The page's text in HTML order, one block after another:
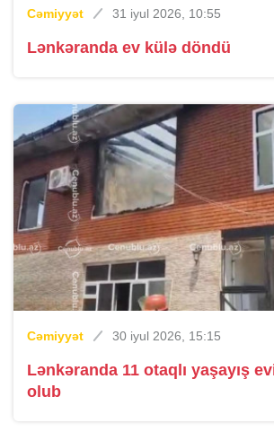
Cəmiyyət 31 iyul 2026, 10:55
Lənkəranda ev külə döndü
Cəmiyyət 30 iyul 2026, 15:15
Lənkəranda 11 otaqlı yaşayış
olub